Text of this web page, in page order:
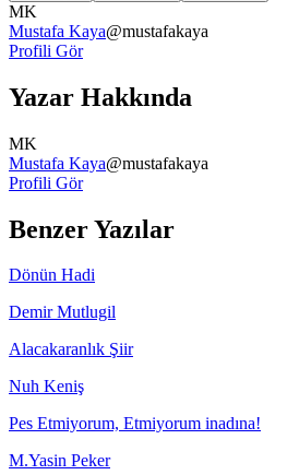
MK
Mustafa Kaya@mustafakaya
Profili Gör
Yazar Hakkında
MK
Mustafa Kaya@mustafakaya
Profili Gör
Benzer Yazılar
Dönün Hadi
Demir Mutlugil
Alacakaranlık Şiir
Nuh Keniş
Pes Etmiyorum, Etmiyorum inadına!
M.Yasin Peker